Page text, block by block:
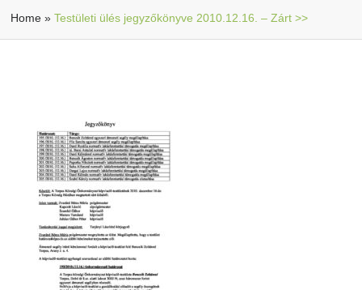
Home »Testületi ülés jegyzőkönyve 2010.12.16. – Zárt >>